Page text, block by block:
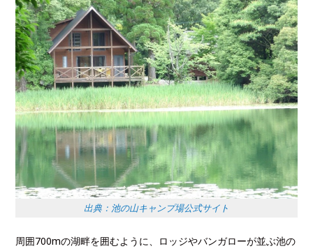
出典：池の山キャンプ場公式サイト
周囲700mの湖畔を囲むように、ロッジやバンガローが並ぶ池の